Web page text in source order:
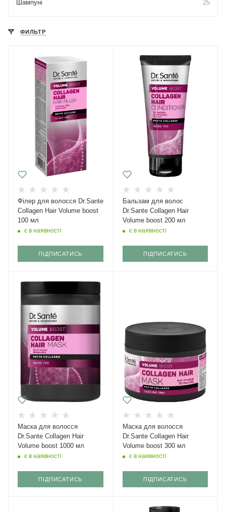
Шампуні 25
ФИЛЬТР
Філер для волосся Dr.Sante
Collagen Hair Volume boost
100 мл
є в наявності
ПІДПИСАТИСЬ
Бальзам для волос
Dr.Sante Collagen Hair
Volume boost 200 мл
є в наявності
ПІДПИСАТИСЬ
Маска для волосся
Dr.Sante Collagen Hair
Volume boost 1000 мл
є в наявності
ПІДПИСАТИСЬ
Маска для волосся
Dr.Sante Collagen Hair
Volume boost 300 мл
є в наявності
ПІДПИСАТИСЬ